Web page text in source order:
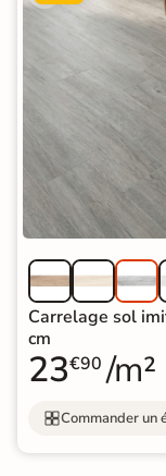
Carrelage sol
cm
23€90 /m²
Commander un